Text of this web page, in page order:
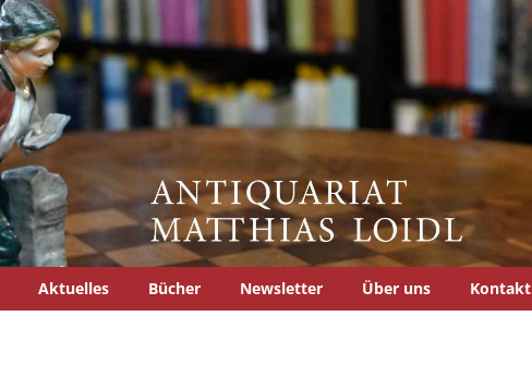
Aktuelles Bücher Newsletter Über uns Kontakt